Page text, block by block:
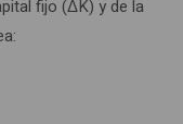
fijo (ΔK) y de la